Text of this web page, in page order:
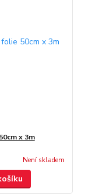
x 3m
Není skladem